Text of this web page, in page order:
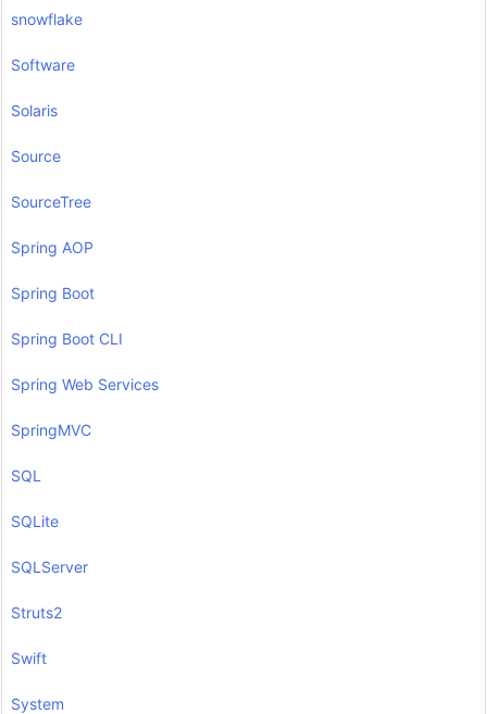
snowflake
Software
Solaris
Source
SourceTree
Spring AOP
Spring Boot
Spring Boot CLI
Spring Web Services
SpringMVC
SQL
SQLite
SQLServer
Struts2
Swift
System